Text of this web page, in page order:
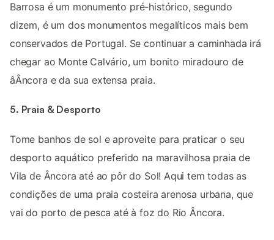
Barrosa é um monumento pré-histórico, segundo
dizem, é um dos monumentos megalíticos mais bem
conservados de Portugal. Se continuar a caminhada irá
chegar ao Monte Calvário, um bonito miradouro de
âÂncora e da sua extensa praia.
5. Praia & Desporto
Tome banhos de sol e aproveite para praticar o seu
desporto aquático preferido na maravilhosa praia de
Vila de Âncora até ao pôr do Sol! Aqui tem todas as
condições de uma praia costeira arenosa urbana, que
vai do porto de pesca até à foz do Rio Âncora.